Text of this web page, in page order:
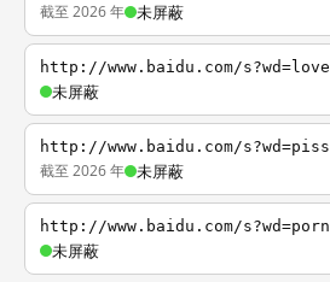
截至 2026 年 未屏蔽
http://www.baidu.com/s?wd=love
未屏蔽
http://www.baidu.com/s?wd=piss
截至 2026 年 未屏蔽
http://www.baidu.com/s?wd=porn
未屏蔽